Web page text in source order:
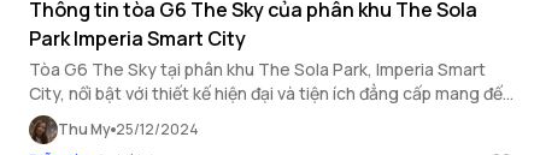
Thông tin tòa G6 The Sky của phân khu The Sola
Park Imperia Smart City
Tòa G6 The Sky tại phân khu The Sola Park, Imperia Smart
City, nổi bật với thiết kế hiện đại và tiện ích đẳng cấp mang đến
không gian sống lý tưởng.
Thu My 25/12/2024